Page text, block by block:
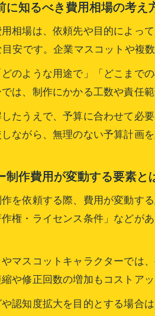
愛され
キ
依
費
企
キ
キャラ
依
企
キ
キャラ
キ
依
に知るべき費用相場の考え
相場は、依頼先や目的によっ
安です。企業マスコットや複
のような用途で」「どこまで
は、制作にかかる工数や責任
たうえで、予算に合わせて必
ながら、無理のない予算計画を
制作費用が変動する要素と
を依頼する際、費用が変動す
権・ライセンス条件」などが
マスコットキャラクターでは
や修正回数の増加もコストア
認知度拡大を目的とする場合